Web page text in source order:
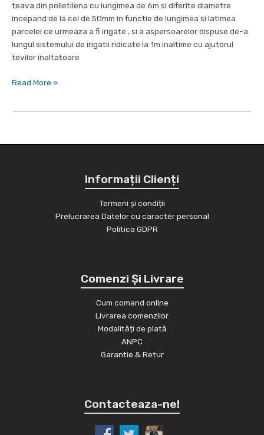
teava din polietilena cu lungimea de 6m si diferite diametre
incepand de la cel de 50mm in functie de lungimea si latimea
parcelei ce urmeaza a fi irigate , si a aspersoarelor dispuse de-a
lungul sistemului de irigatii ridicate la 1m inaltime cu ajutorul
tevilor inaltatoare
Irigare
ploaie)
Read More »
Informații Clienți
Termeni și condiții
Prelucrarea Datelor cu caracter personal
Politica GDPR
Comenzi Și Livrare
Cum comand online
Livrarea comenzilor
Modalități de plată
ANPC
Garantie & Retur
Contacteaza-ne!